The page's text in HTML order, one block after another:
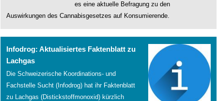
es eine aktuelle Befragung zu den
Auswirkungen des Cannabisgesetzes auf Konsumierende.
eigener
Sache
Infodrog: Aktualisiertes Faktenblatt zu
Lachgas
Die Schweizerische Koordinations- und
Fachstelle Sucht (Infodrog) hat ihr Faktenblatt
zu Lachgas (Distickstoffmonoxid) kürzlich